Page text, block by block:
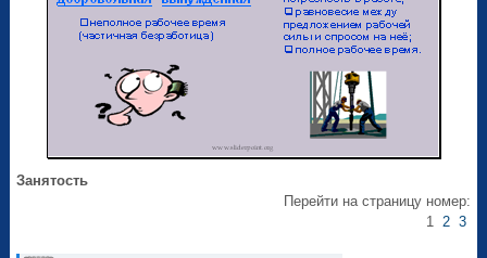
Занятость
Перейти на страницу номер:
1 2 3